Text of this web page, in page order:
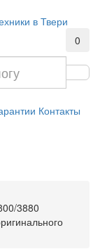
0
Контакты
3880